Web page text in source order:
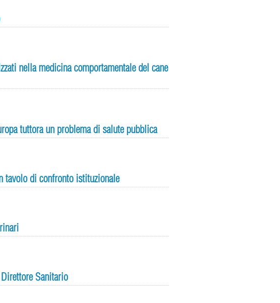
nella medicina comportamentale del cane
tuttora un problema di salute pubblica
tavolo di confronto istituzionale
Sanitario